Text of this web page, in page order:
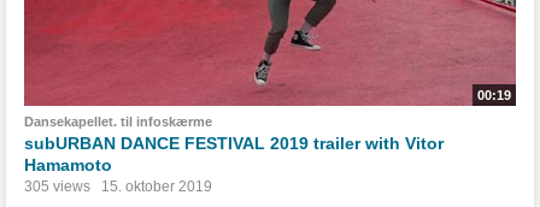
00:19
Dansekapellet. til infoskærme
subURBAN DANCE FESTIVAL 2019 trailer with Vitor
Hamamoto
305 views 15. oktober 2019